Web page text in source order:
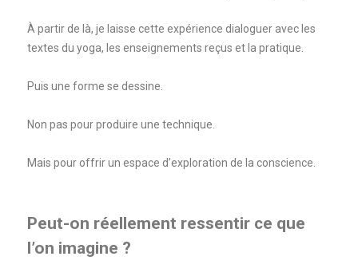
À partir de là, je laisse cette expérience dialoguer avec les
textes du yoga, les enseignements reçus et la pratique.
Puis une forme se dessine.
Non pas pour produire une technique.
Mais pour offrir un espace d’exploration de la conscience.
Peut-on réellement ressentir ce que
l’on imagine ?